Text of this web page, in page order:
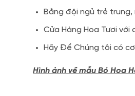
Bằng đội ngủ trẻ
Cửa Hàng Hoa Tươi
Hãy Để Chúng tôi có
Hình ảnh về mẫu Bó Hoa